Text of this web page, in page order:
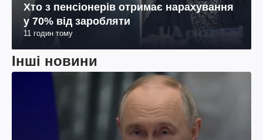
Хто з пенсіонерів отримає нарахування
у 70% від заробляти
11 годин тому
Інші новини